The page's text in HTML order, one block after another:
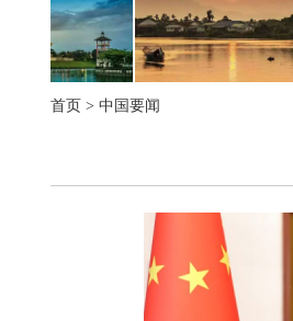
首页 > 中国要闻